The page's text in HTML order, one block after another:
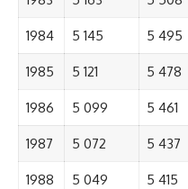
1984 5 145 5 495
1985 5 121 5 478
1986 5 099 5 461
1987 5 072 5 437
1988 5 049 5 415